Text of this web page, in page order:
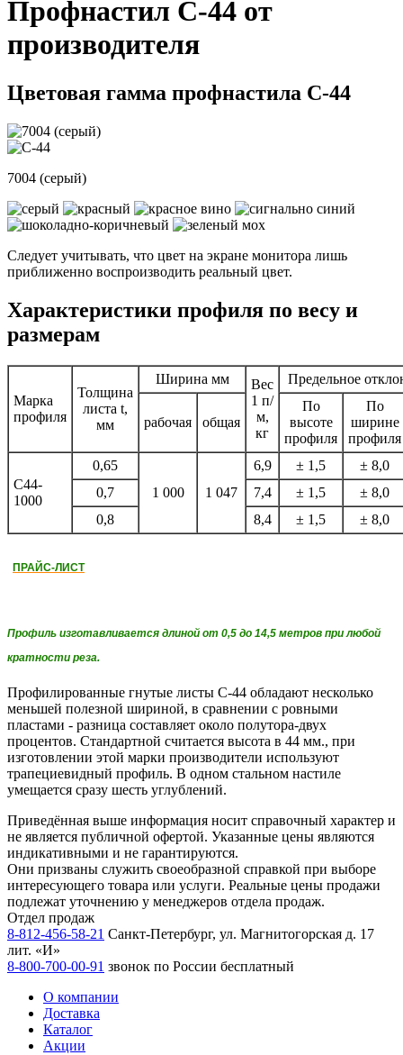
Профнастил С-44 от
производителя
Цветовая гамма профнастила С-44
7004 (серый)
Следует учитывать, что цвет на экране монитора лишь
приближенно воспроизводить реальный цвет.
Характеристики профиля по весу и
размерам
Марка
профиля
Толщина
листа t,
мм
Ширина мм
Вес
1 п/
м,
кг
Предельное
рабочая общая
По
высоте
профиля
По
ширине
профиля
С44-
1000
0,65
1 000
1 047
6,9 ± 1,5
± 8,0
0,7
7,4 ± 1,5
± 8,0
0,8
8,4 ± 1,5 ± 8,0
ПРАЙС-ЛИСТ
Профиль изготавливается длиной от 0,5 до 14,5 метров при любой
кратности реза.
Профилированные гнутые листы С-44 обладают несколько
меньшей полезной шириной, в сравнении с ровными
пластами - разница составляет около полутора-двух
процентов. Стандартной считается высота в 44 мм., при
изготовлении этой марки производители используют
трапециевидный профиль. В одном стальном настиле
умещается сразу шесть углублений.
Приведённая выше информация носит справочный характер и
не является публичной офертой. Указанные цены являются
индикативными и не гарантируются.
Они призваны служить своеобразной справкой при выборе
интересующего товара или услуги. Реальные цены продажи
подлежат уточнению у менеджеров отдела продаж.
Отдел продаж
8-812-456-58-21 Санкт-Петербург, ул. Магнитогорская д. 17
лит. «И»
8-800-700-00-91 звонок по России бесплатный
О компании
Доставка
Каталог
Акции